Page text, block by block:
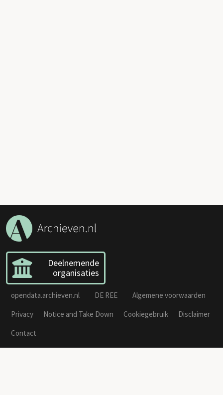
Deelnemende
organisaties
opendata.archieven.nl DE REE
Algemene voorwaarden
Privacy
Notice and Take Down Cookiegebruik
Disclaimer
Contact